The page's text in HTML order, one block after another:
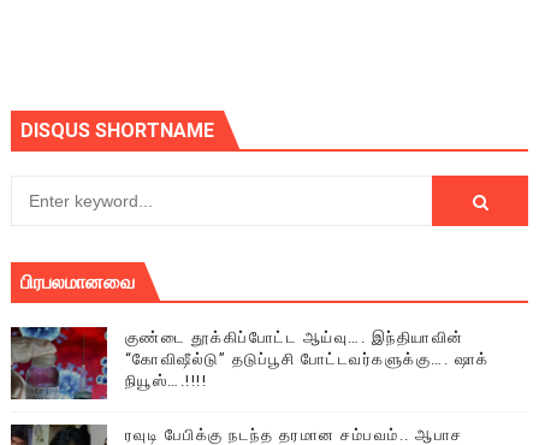
DISQUS SHORTNAME
பிரபலமானவை
குண்டை தூக்கிப்போட்ட ஆய்வு…. இந்தியாவின்
“கோவிஷீல்டு” தடுப்பூசி போட்டவர்களுக்கு…. ஷாக்
நியூஸ்….!!!!
ரவுடி பேபிக்கு நடந்த தரமான சம்பவம்.. ஆபாச